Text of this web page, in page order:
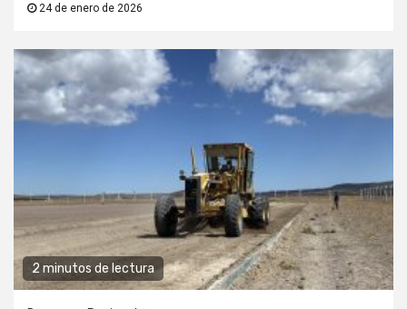
24 de enero de 2026
2 minutos de lectura